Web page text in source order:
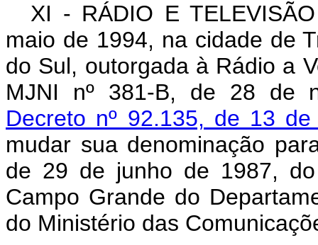
XI - RÁDIO E
maio de 1994, na cidade de
do Sul, outorgada à Rádio a
MJNI nº 381-B, de 28 de
Decreto nº 92.135, de 13
mudar sua denominação
de 29 de junho de 1987,
Campo Grande do
do Ministério das